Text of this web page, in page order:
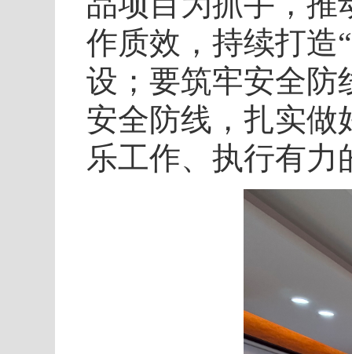
作质效，持续打造
设；要筑牢安全防
安全防线，扎实做
乐工作、执行有力